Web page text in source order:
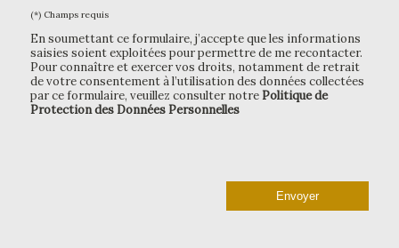
(*) Champs requis
En soumettant ce formulaire, j’accepte que les informations
saisies soient exploitées pour permettre de me recontacter.
Pour connaître et exercer vos droits, notamment de retrait
de votre consentement à l’utilisation des données collectées
par ce formulaire, veuillez consulter notrePolitique de
Protection des Données Personnelles